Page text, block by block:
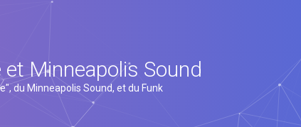
Minneapolis Sound
du Minneapolis Sound, et du Funk